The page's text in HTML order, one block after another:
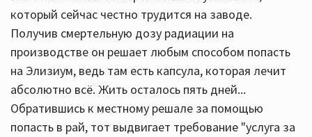
который сейчас честно трудится на заводе.
Получив смертельную дозу радиации на
производстве он решает любым способом попасть
на Элизиум, ведь там есть капсула, которая лечит
абсолютно всё. Жить осталось пять дней...
Обратившись к местному решале за помощью
попасть в рай, тот выдвигает требование "услуга за